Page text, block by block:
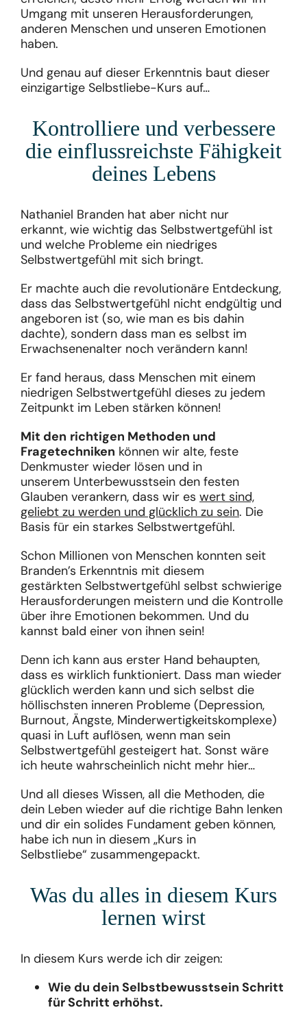
Umgang mit unseren Herausforderungen,
anderen Menschen und unseren Emotionen
haben.
Und genau auf dieser Erkenntnis baut dieser
einzigartige Selbstliebe-Kurs auf…
Kontrolliere und verbessere
die einflussreichste Fähigkeit
deines Lebens
Nathaniel Branden hat aber nicht nur
erkannt, wie wichtig das Selbstwertgefühl ist
und welche Probleme ein niedriges
Selbstwertgefühl mit sich bringt.
Er machte auch die revolutionäre Entdeckung,
dass das Selbstwertgefühl nicht endgültig und
angeboren ist (so, wie man es bis dahin
dachte), sondern dass man es selbst im
Erwachsenenalter noch verändern kann!
Er fand heraus, dass Menschen mit einem
niedrigen Selbstwertgefühl dieses zu jedem
Zeitpunkt im Leben stärken können!
Mit den richtigen Methoden und
Fragetechniken können wir alte, feste
Denkmuster wieder lösen und in
unserem Unterbewusstsein den festen
Glauben verankern, dass wir es wert sind,
geliebt zu werden und glücklich zu sein. Die
Basis für ein starkes Selbstwertgefühl.
Schon Millionen von Menschen konnten seit
Branden’s Erkenntnis mit diesem
gestärkten Selbstwertgefühl selbst schwierige
Herausforderungen meistern und die Kontrolle
über ihre Emotionen bekommen. Und du
kannst bald einer von ihnen sein!
Denn ich kann aus erster Hand behaupten,
dass es wirklich funktioniert. Dass man wieder
glücklich werden kann und sich selbst die
höllischsten inneren Probleme (Depression,
Burnout, Ängste, Minderwertigkeitskomplexe)
quasi in Luft auflösen, wenn man sein
Selbstwertgefühl gesteigert hat. Sonst wäre
ich heute wahrscheinlich nicht mehr hier…
Und all dieses Wissen, all die Methoden, die
dein Leben wieder auf die richtige Bahn lenken
und dir ein solides Fundament geben können,
habe ich nun in diesem „Kurs in
Selbstliebe“ zusammengepackt.
Was du alles in diesem Kurs
lernen wirst
In diesem Kurs werde ich dir zeigen:
Wie du dein Selbstbewusstsein Schritt
für Schritt erhöhst.